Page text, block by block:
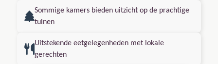
Sommige kamers bieden uitzicht op de prachtige
tuinen
Uitstekende eetgelegenheden met lokale
gerechten